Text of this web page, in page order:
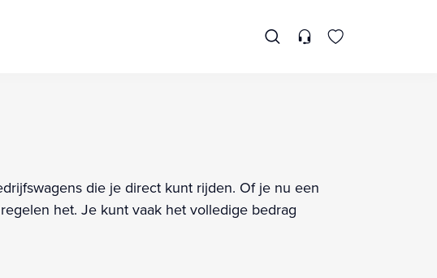
die je direct kunt rijden. Of je nu een
het. Je kunt vaak het volledige bedrag